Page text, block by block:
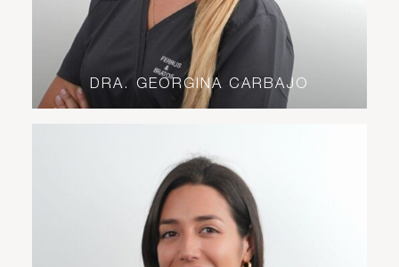
DRA. GEORGINA CARBAJO